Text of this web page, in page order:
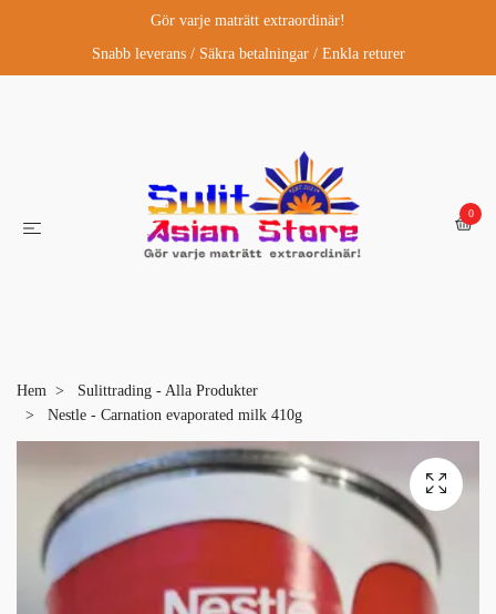
Gör varje maträtt extraordinär!
Snabb leverans / Säkra betalningar / Enkla returer
0
Hem
Sulittrading - Alla Produkter
Nestle - Carnation evaporated milk 410g